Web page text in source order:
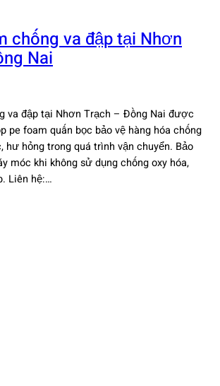
chống va đập tại Nhơn
Nai
va đập tại Nhơn Trạch – Đồng Nai được
pe foam quấn bọc bảo vệ hàng hóa chống
hư hỏng trong quá trình vận chuyển. Bảo
móc khi không sử dụng chống oxy hóa,
Liên hệ:…